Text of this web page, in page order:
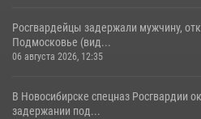
Росгвардейцы задержали мужчину,
Подмосковье (вид...
06 августа 2026, 12:35
В Новосибирске спецназ Росгвардии
задержании под...